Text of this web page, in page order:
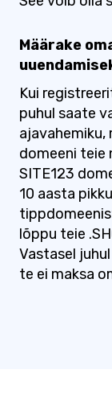
Määrake
Kui
puhul saate
ajavahemiku,
domeeni teie
SITE123
10 aasta
lõppu teie
Vastasel
te ei maksa